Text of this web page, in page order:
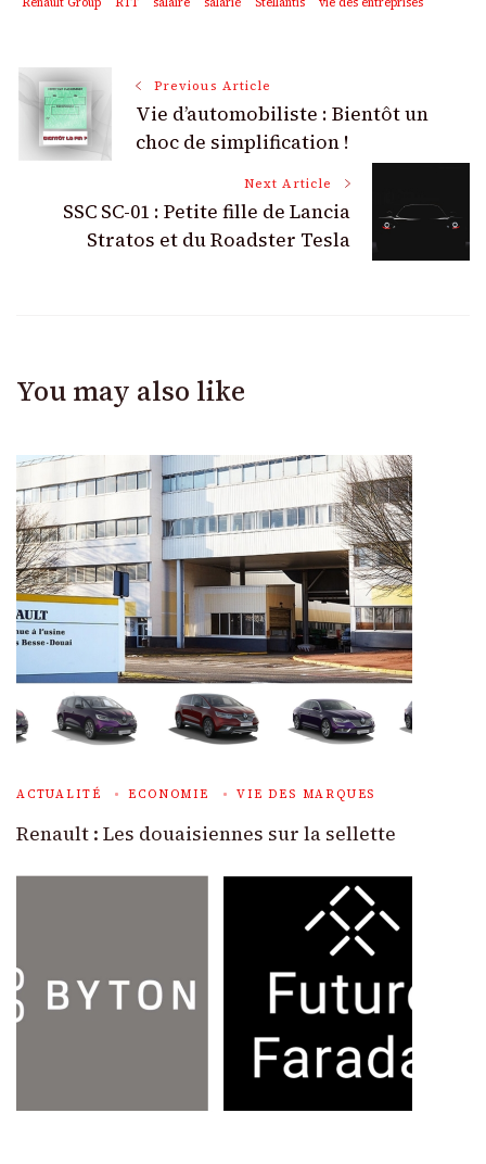
Post
Navigation
Previous Article
Vie d’automobiliste : Bientôt un
choc de simplification !
Next Article
SSC SC-01 : Petite fille de Lancia
Stratos et du Roadster Tesla
You may also like
ACTUALITÉ ECONOMIE VIE DES MARQUES
Renault : Les douaisiennes sur la sellette